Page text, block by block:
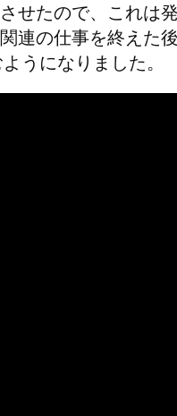
せたので、これは
連の仕事を終えた
うになりました。